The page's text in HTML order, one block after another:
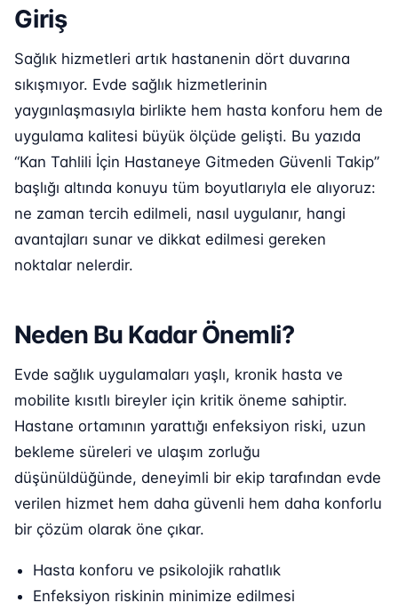
Giriş
Sağlık hizmetleri artık hastanenin dört duvarına
sıkışmıyor. Evde sağlık hizmetlerinin
yaygınlaşmasıyla birlikte hem hasta konforu hem de
uygulama kalitesi büyük ölçüde gelişti. Bu yazıda
“Kan Tahlili İçin Hastaneye Gitmeden Güvenli Takip”
başlığı altında konuyu tüm boyutlarıyla ele alıyoruz:
ne zaman tercih edilmeli, nasıl uygulanır, hangi
avantajları sunar ve dikkat edilmesi gereken
noktalar nelerdir.
Neden Bu Kadar Önemli?
Evde sağlık uygulamaları yaşlı, kronik hasta ve
mobilite kısıtlı bireyler için kritik öneme sahiptir.
Hastane ortamının yarattığı enfeksiyon riski, uzun
bekleme süreleri ve ulaşım zorluğu
düşünüldüğünde, deneyimli bir ekip tarafından evde
verilen hizmet hem daha güvenli hem daha konforlu
bir çözüm olarak öne çıkar.
Hasta konforu ve psikolojik rahatlık
Enfeksiyon riskinin minimize edilmesi